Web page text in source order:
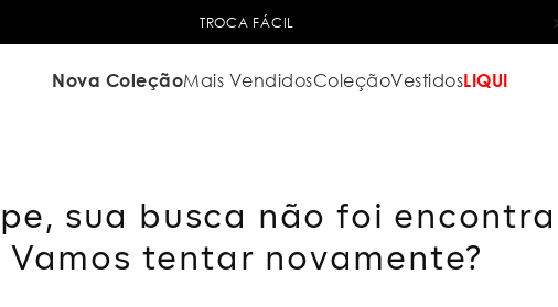
TROCA FÁCIL
Nova ColeçãoMais VendidosColeçãoVestidosLIQUI
sua busca não foi
Vamos tentar novamente?